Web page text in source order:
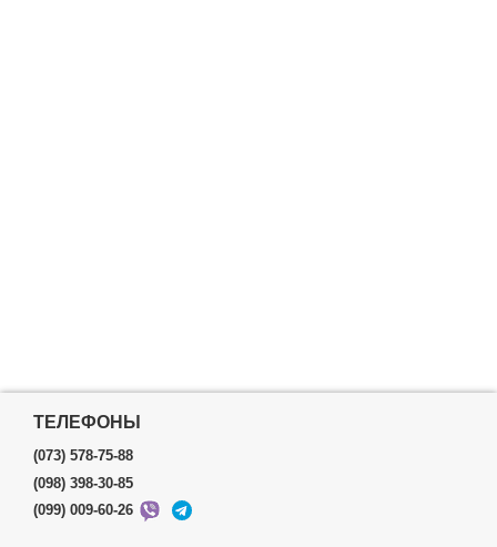
ТЕЛЕФОНЫ
(073) 578-75-88
(098) 398-30-85
(099) 009-60-26